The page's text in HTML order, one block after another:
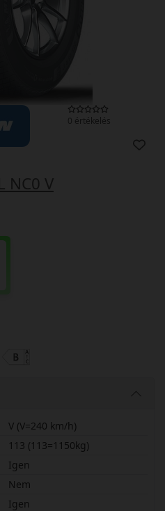
0 értékelés
NC0 V
V (V=240 km/h)
113 (113=1150kg)
Igen
Nem
Igen